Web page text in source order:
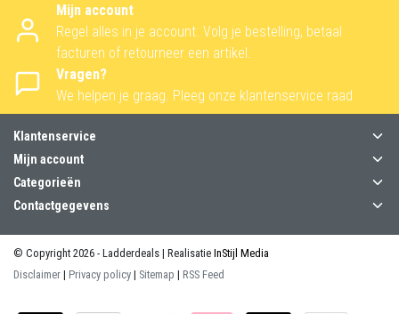
Mijn account
Regel alles in je account. Volg je bestelling, betaal
facturen of retourneer een artikel.
Vragen?
We helpen je graag. Pleeg onze klantenservice raad
Klantenservice
Mijn account
Categorieën
Contactgegevens
© Copyright 2026 - Ladderdeals | Realisatie InStijl Media
Disclaimer | Privacy policy | Sitemap | RSS Feed